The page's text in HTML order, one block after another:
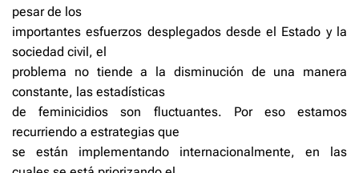
pesar de los
importantes esfuerzos desplegados desde el Estado y la
sociedad civil, el
problema no tiende a la disminución de una manera
constante, las estadísticas
de feminicidios son fluctuantes. Por eso estamos
recurriendo a estrategias que
se están implementando internacionalmente, en las